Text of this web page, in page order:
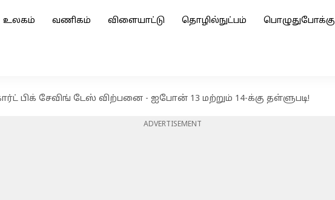
உலகம் வணிகம் விளையாட்டு தொழில்நுட்பம் பொழுதுபோக்கு
பிக் சேவிங் டேஸ் விற்பனை - ஐபோன் 13 மற்றும் 14-க்கு தள்ளுபடி!
ADVERTISEMENT